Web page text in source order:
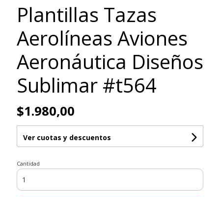
Plantillas Tazas
Aerolíneas Aviones
Aeronáutica Diseños
Sublimar #t564
$1.980,00
Ver cuotas y descuentos
Cantidad